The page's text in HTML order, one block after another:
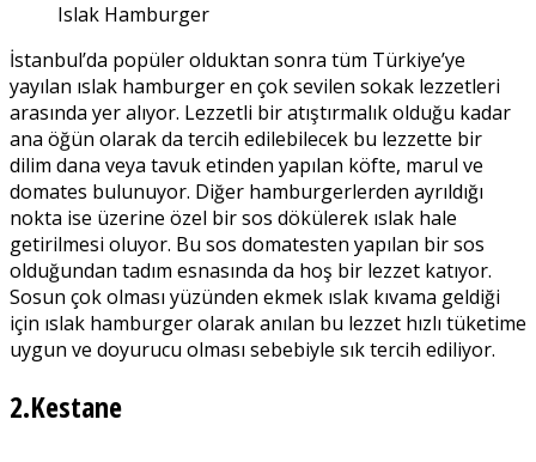
Islak Hamburger
İstanbul’da popüler olduktan sonra tüm Türkiye’ye
yayılan ıslak hamburger en çok sevilen sokak lezzetleri
arasında yer alıyor. Lezzetli bir atıştırmalık olduğu kadar
ana öğün olarak da tercih edilebilecek bu lezzette bir
dilim dana veya tavuk etinden yapılan köfte, marul ve
domates bulunuyor. Diğer hamburgerlerden ayrıldığı
nokta ise üzerine özel bir sos dökülerek ıslak hale
getirilmesi oluyor. Bu sos domatesten yapılan bir sos
olduğundan tadım esnasında da hoş bir lezzet katıyor.
Sosun çok olması yüzünden ekmek ıslak kıvama geldiği
için ıslak hamburger olarak anılan bu lezzet hızlı tüketime
uygun ve doyurucu olması sebebiyle sık tercih ediliyor.
2.Kestane